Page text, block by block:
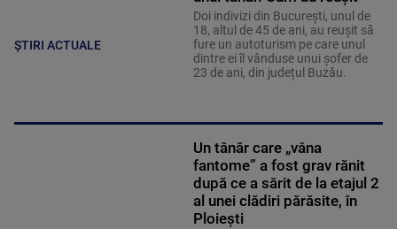
ȘTIRI ACTUALE
Doi indivizi din București, unul de
18, altul de 45 de ani, au reușit să
fure un autoturism pe care unul
dintre ei îl vânduse unui șofer de
23 de ani, din județul Buzău.
Un tânăr care „vâna
fantome” a fost grav rănit
după ce a sărit de la etajul 2
al unei clădiri părăsite, în
Ploiești